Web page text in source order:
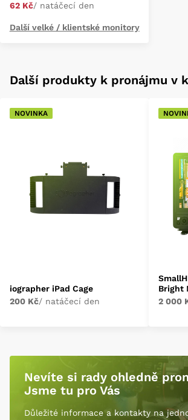
62 Kč/ natáčecí den
Další velké / klientské monitory
Další produkty k pronájmu v
NOVINKA
iographer iPad Cage
200 Kč/ natáčecí den
Bright
2 000
Nevíte si rady ohledně
Jsme tu pro Vás
Důležité informace a kontakty na